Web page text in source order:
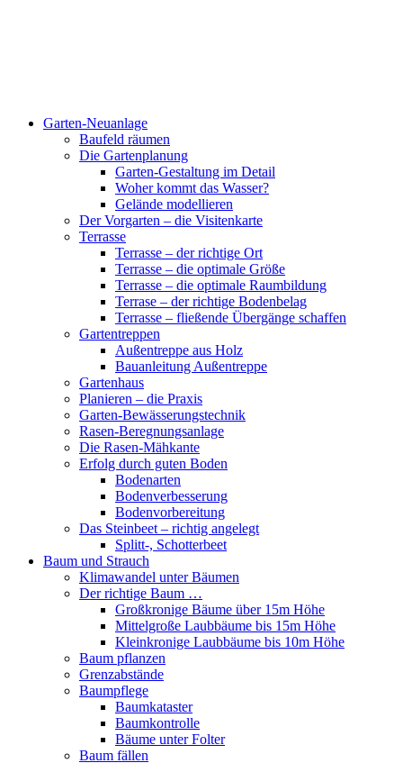
Garten-Neuanlage
Baufeld räumen
Die Gartenplanung
Garten-Gestaltung im Detail
Woher kommt das Wasser?
Gelände modellieren
Der Vorgarten – die Visitenkarte
Terrasse
Terrasse – der richtige Ort
Terrasse – die optimale Größe
Terrasse – die optimale Raumbildung
Terrase – der richtige Bodenbelag
Terrasse – fließende Übergänge schaffen
Gartentreppen
Außentreppe aus Holz
Bauanleitung Außentreppe
Gartenhaus
Planieren – die Praxis
Garten-Bewässerungstechnik
Rasen-Beregnungsanlage
Die Rasen-Mähkante
Erfolg durch guten Boden
Bodenarten
Bodenverbesserung
Bodenvorbereitung
Das Steinbeet – richtig angelegt
Splitt-, Schotterbeet
Baum und Strauch
Klimawandel unter Bäumen
Der richtige Baum …
Großkronige Bäume über 15m Höhe
Mittelgroße Laubbäume bis 15m Höhe
Kleinkronige Laubbäume bis 10m Höhe
Baum pflanzen
Grenzabstände
Baumpflege
Baumkataster
Baumkontrolle
Bäume unter Folter
Baum fällen